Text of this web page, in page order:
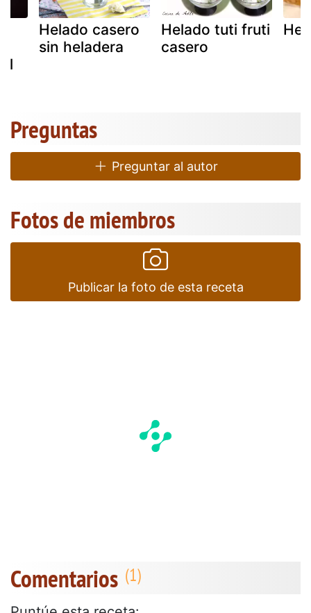
Helado casero
sin heladera
Helado tuti fruti
casero
Preguntas
Preguntar al autor
Fotos de miembros
Publicar la foto de esta receta
Comentarios